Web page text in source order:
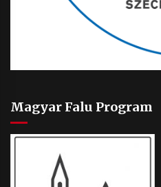
Magyar Falu Program